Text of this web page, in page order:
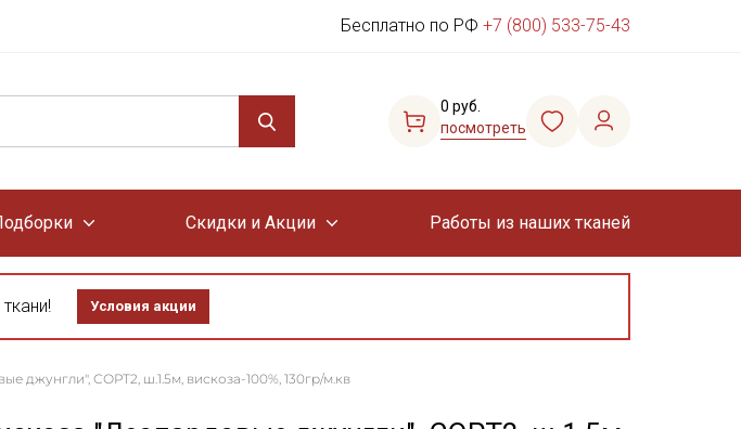
Бесплатно по РФ +7 (800) 533-75-43
0 руб.
посмотреть
Скидки и Акции Работы из наших тканей
Условия акции
джунгли", СОРТ2, ш.1.5м, вискоза-100%, 130гр/м.кв